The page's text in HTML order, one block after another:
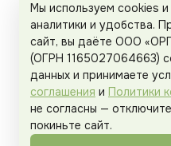
Рекламодателям
Мы используем cookies
аналитики и удобства.
сайт, вы даёте ООО
(ОГРН 1165027064663)
данных и принимаете
соглашения и Политики
не согласны —
покиньте сайт.